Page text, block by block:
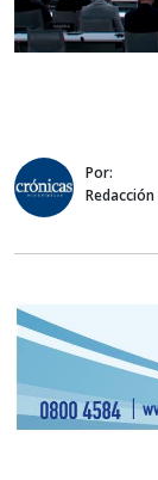
Por:
Redacción